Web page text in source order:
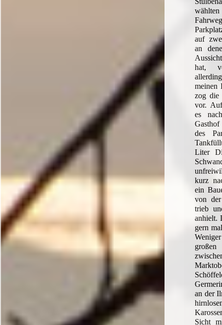
wählten
auf
an
hat,
meinen
zog die
vor.
es
des
Liter
kurz
ein
von
trieb
anhielt.
gern
an der
Sicht